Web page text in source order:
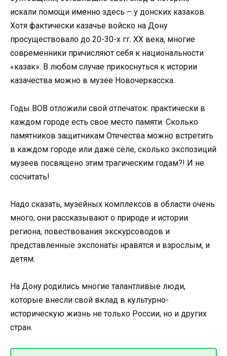
искали помощи именно здесь – у донских казаков.
Хотя фактически казачье войско на Дону
просуществовало до 20-30-х гг. XX века, многие
современники причисляют себя к национальности
«казак». В любом случае прикоснуться к истории
казачества можно в музее Новочеркасска.
Годы ВОВ отложили свой отпечаток: практически в
каждом городе есть свое место памяти. Сколько
памятников защитникам Отечества можно встретить
в каждом городе или даже селе, сколько экспозиций
музеев посвящено этим трагическим годам?! И не
сосчитать!
Надо сказать, музейных комплексов в области очень
много, они рассказывают о природе и истории
региона, повествования экскурсоводов и
представленные экспонаты нравятся и взрослым, и
детям.
На Дону родились многие талантливые люди,
которые внесли свой вклад в культурно-
историческую жизнь не только России, но и других
стран.